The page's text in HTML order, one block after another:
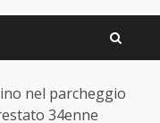
nel parcheggio
34enne